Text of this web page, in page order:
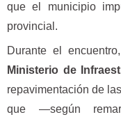
que el municipio
provincial.
Durante el
Ministerio de
repavimentación de
que —según